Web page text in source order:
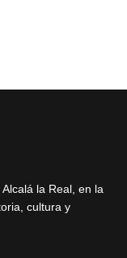
la Real, en la
cultura y